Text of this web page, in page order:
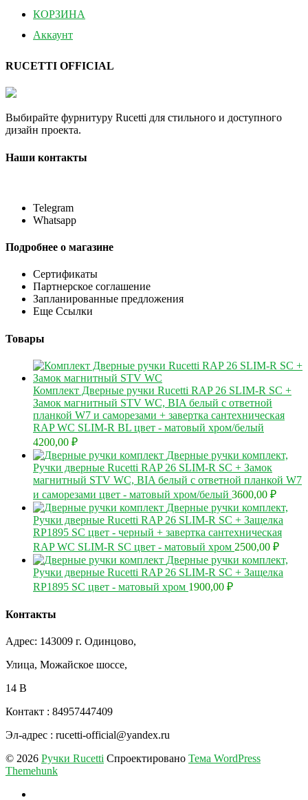
КОРЗИНА
Аккаунт
RUCETTI OFFICIAL
Выбирайте фурнитуру Rucetti для стильного и доступного
дизайн проекта.
Наши контакты
Telegram
Whatsapp
Подробнее о магазине
Сертификаты
Партнерское соглашение
Запланированные предложения
Еще Ссылки
Товары
Комплект Дверные ручки Rucetti RAP 26 SLIM-R SC +
Замок магнитный STV WC, BIA белый с ответной
планкой W7 и саморезами + завертка сантехническая
RAP WC SLIM-R BL цвет - матовый хром/белый
4200,00 ₽
Дверные ручки комплект,
Ручки дверные Rucetti RAP 26 SLIM-R SC + Замок
магнитный STV WC, BIA белый с ответной планкой W7
и саморезами цвет - матовый хром/белый 3600,00 ₽
Дверные ручки комплект,
Ручки дверные Rucetti RAP 26 SLIM-R SC + Защелка
RP1895 SC цвет - черный + завертка сантехническая
RAP WC SLIM-R SC цвет - матовый хром 2500,00 ₽
Дверные ручки комплект,
Ручки дверные Rucetti RAP 26 SLIM-R SC + Защелка
RP1895 SC цвет - матовый хром 1900,00 ₽
Контакты
Адрес: 143009 г. Одинцово,
Улица, Можайское шоссе,
14 В
Контакт : 84957447409
Эл-адрес : rucetti-official@yandex.ru
© 2026 Ручки Rucetti Спроектировано Тема WordPress
Themehunk